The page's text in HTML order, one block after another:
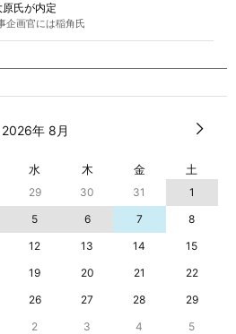
氏が内定
企画官には稲角氏
2026年 8月
水 木 金 土
29 30 31
1
5 6 7
8
12 13 14
15
19 20 21
22
26 27 28
29
2 3 4 5